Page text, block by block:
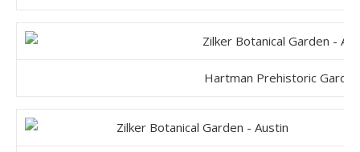
Hartman Prehistoric Garden